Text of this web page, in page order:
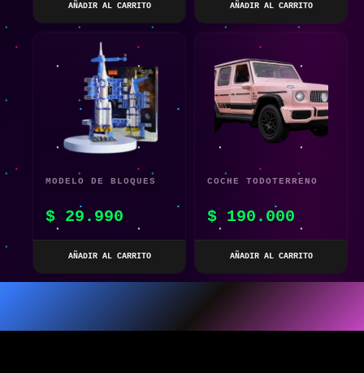
AÑADIR AL CARRITO AÑADIR AL CARRITO
MODELO DE BLOQUES
NAVE ESPACIAL
$ 29.990
AÑADIR AL CARRITO
COCHE TODOTERRENO
1:14 CON DETECCIÓN
$ 190.000
AÑADIR AL CARRITO